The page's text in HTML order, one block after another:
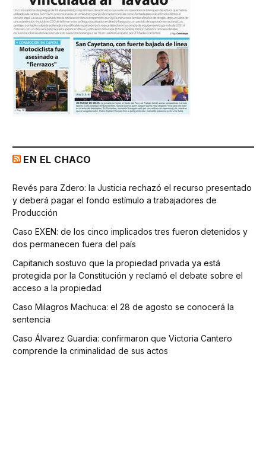
EN EL CHACO
Revés para Zdero: la Justicia rechazó el recurso presentado
y deberá pagar el fondo estímulo a trabajadores de
Producción
Caso EXEN: de los cinco implicados tres fueron detenidos y
dos permanecen fuera del país
Capitanich sostuvo que la propiedad privada ya está
protegida por la Constitución y reclamó el debate sobre el
acceso a la propiedad
Caso Milagros Machuca: el 28 de agosto se conocerá la
sentencia
Caso Álvarez Guardia: confirmaron que Victoria Cantero
comprende la criminalidad de sus actos